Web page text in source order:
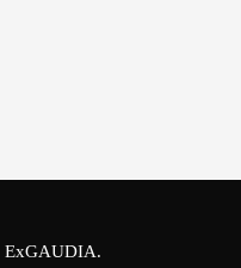
ExGAUDIA.